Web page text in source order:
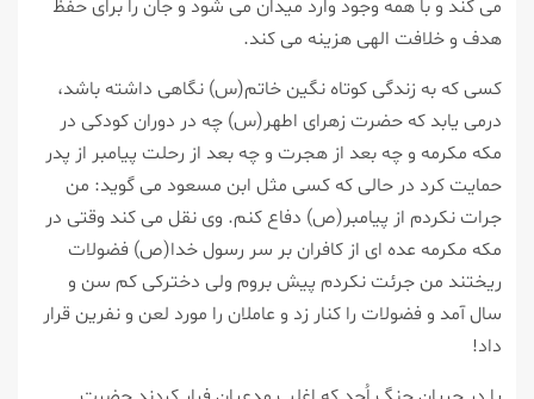
می كند و با همه وجود وارد میدان می شود و جان را برای حفظ
هدف و خلافت الهی هزینه می كند.
كسی كه به زندگی كوتاه نگین خاتم(س) نگاهی داشته باشد،
درمی یابد كه حضرت زهرای اطهر(س) چه در دوران كودكی در
مكه مكرمه و چه بعد از هجرت و چه بعد از رحلت پیامبر از پدر
حمایت كرد در حالی كه كسی مثل ابن مسعود می گوید: من
جرات نكردم از پیامبر(ص) دفاع كنم. وی نقل می كند وقتی در
مكه مكرمه عده ای از كافران بر سر رسول خدا(ص) فضولات
ریختند من جرئت نكردم پیش بروم ولی دختركی كم سن و
سال آمد و فضولات را كنار زد و عاملان را مورد لعن و نفرین قرار
داد!